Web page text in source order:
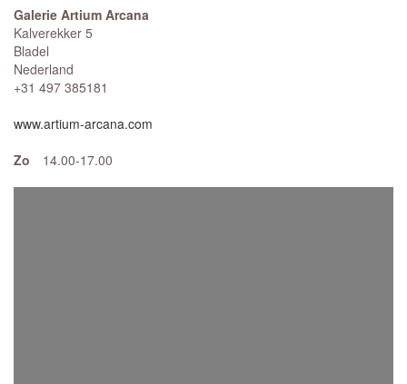
Galerie Artium Arcana
Kalverekker 5
Bladel
Nederland
+31 497 385181
www.artium-arcana.com
Zo
14.00-17.00